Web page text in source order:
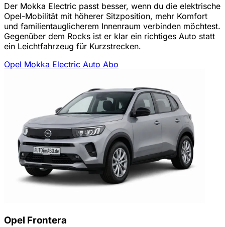
Der Mokka Electric passt besser, wenn du die elektrische
Opel-Mobilität mit höherer Sitzposition, mehr Komfort
und familientauglicherem Innenraum verbinden möchtest.
Gegenüber dem Rocks ist er klar ein richtiges Auto statt
ein Leichtfahrzeug für Kurzstrecken.
Opel Mokka Electric Auto Abo
Opel Frontera